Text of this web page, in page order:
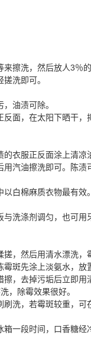
擦洗，然后放人3％
洗即可。
油渍可除。
面，在太阳下晒干
衣服正反面涂上清
汽油擦洗即可。陈
以白棉麻质衣物最有效
洗涤剂调匀，也可
，然后用清水漂洗，
斑先涂上淡氨水，
，去掉污垢后立即
，除霉效果很好。
洗，若霉斑较重，
一段时间，口香糖